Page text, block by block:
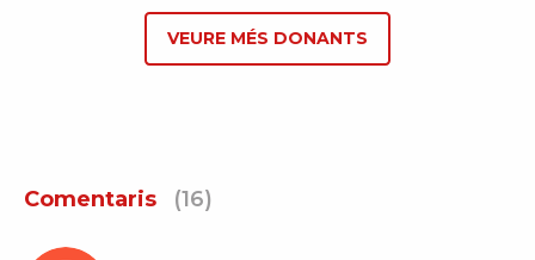
VEURE MÉS DONANTS
Comentaris (16)